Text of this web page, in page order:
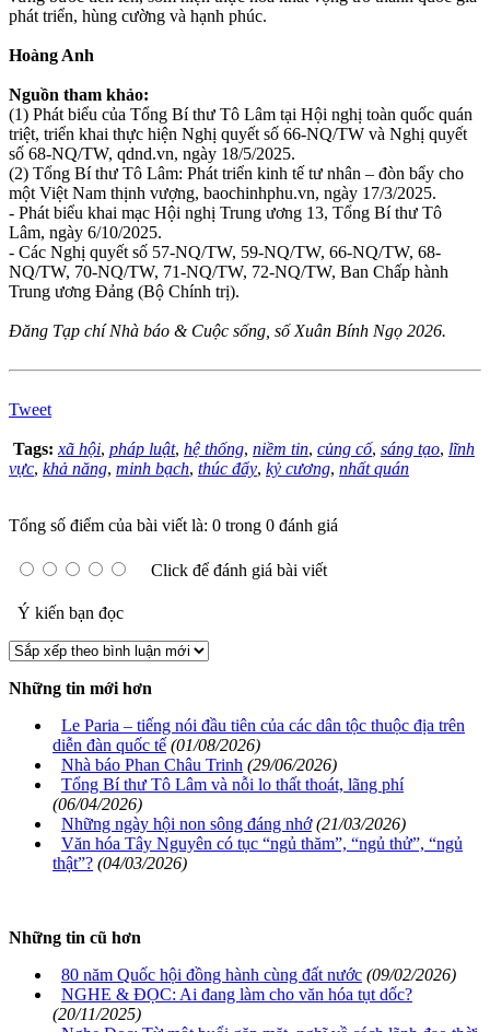
phát triển, hùng cường và hạnh phúc.
Hoàng Anh
Nguồn tham khảo:
(1) Phát biểu của Tổng Bí thư Tô Lâm tại Hội nghị toàn quốc quán
triệt, triển khai thực hiện Nghị quyết số 66-NQ/TW và Nghị quyết
số 68-NQ/TW, qdnd.vn, ngày 18/5/2025.
(2) Tổng Bí thư Tô Lâm: Phát triển kinh tế tư nhân – đòn bẩy cho
một Việt Nam thịnh vượng, baochinhphu.vn, ngày 17/3/2025.
- Phát biểu khai mạc Hội nghị Trung ương 13, Tổng Bí thư Tô
Lâm, ngày 6/10/2025.
- Các Nghị quyết số 57-NQ/TW, 59-NQ/TW, 66-NQ/TW, 68-
NQ/TW, 70-NQ/TW, 71-NQ/TW, 72-NQ/TW, Ban Chấp hành
Trung ương Đảng (Bộ Chính trị).
Đăng Tạp chí Nhà báo & Cuộc sống, số Xuân Bính Ngọ 2026.
Tweet
Tags: xã hội, pháp luật, hệ thống, niềm tin, củng cố, sáng tạo, lĩnh
vực, khả năng, minh bạch, thúc đẩy, kỷ cương, nhất quán
Tổng số điểm của bài viết là: 0 trong 0 đánh giá
Click để đánh giá bài viết
Ý kiến bạn đọc
Những tin mới hơn
Le Paria – tiếng nói đầu tiên của các dân tộc thuộc địa trên
diễn đàn quốc tế (01/08/2026)
Nhà báo Phan Châu Trinh (29/06/2026)
Tổng Bí thư Tô Lâm và nỗi lo thất thoát, lãng phí
(06/04/2026)
Những ngày hội non sông đáng nhớ (21/03/2026)
Văn hóa Tây Nguyên có tục “ngủ thăm”, “ngủ thử”, “ngủ
thật”? (04/03/2026)
Những tin cũ hơn
80 năm Quốc hội đồng hành cùng đất nước (09/02/2026)
NGHE & ĐỌC: Ai đang làm cho văn hóa tụt dốc?
(20/11/2025)